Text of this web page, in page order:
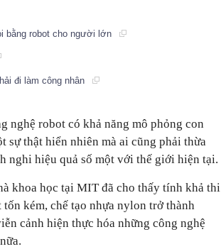
bằng robot cho người lớn
đi làm công nhân
nghệ robot có khả năng mô phỏng con
sự thật hiển nhiên mà ai cũng phải thừa
nghi hiệu quả số một với thế giới hiện tại.
khoa học tại MIT đã cho thấy tính khả thi
kém, chế tạo nhựa nylon trở thành
cảnh hiện thực hóa những công nghệ